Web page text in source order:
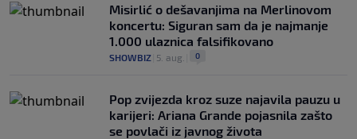
Misirlić o dešavanjima na Merlinovom
koncertu: Siguran sam da je najmanje
1.000 ulaznica falsifikovano
SHOWBIZ 5. aug. 0
Pop zvijezda kroz suze najavila pauzu u
karijeri: Ariana Grande pojasnila zašto
se povlači iz javnog života